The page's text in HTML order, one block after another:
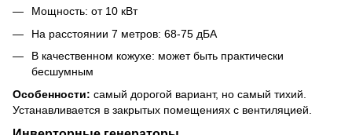
Мощность: от 10 кВт
На расстоянии 7 метров: 68-75 дБА
В качественном кожухе: может быть практически
бесшумным
Особенности: самый дорогой вариант, но самый тихий.
Устанавливается в закрытых помещениях с вентиляцией.